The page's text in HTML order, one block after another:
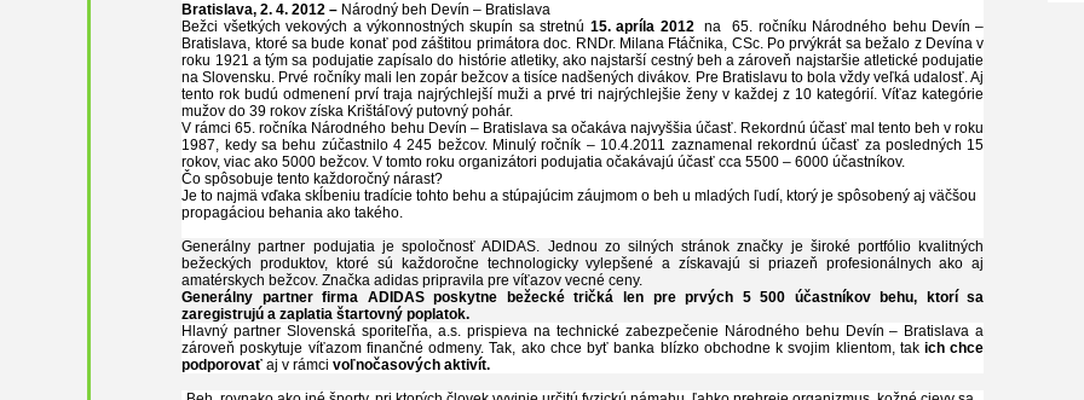
Bratislava, 2. 4. 2012 – Národný beh Devín – Bratislava
Bežci všetkých vekových a výkonnostných skupín sa stretnú 15. apríla 2012 na
65. ročníku Národného behu Devín –
Bratislava, ktoré sa bude konať pod záštitou primátora doc. RNDr. Milana Ftáčnika, CSc. Po prvýkrát sa bežalo z Devína v
roku 1921 a tým sa podujatie zapísalo do histórie atletiky, ako najstarší cestný beh a zároveň najstaršie atletické podujatie
na Slovensku. Prvé ročníky mali len zopár bežcov a tisíce nadšených divákov. Pre Bratislavu to bola vždy veľká udalosť. Aj
tento rok budú odmenení prví traja najrýchlejší muži a prvé tri najrýchlejšie ženy v každej z 10 kategórií. Víťaz kategórie
mužov do 39 rokov získa Krištáľový putovný pohár.
V rámci 65. ročníka Národného behu Devín – Bratislava sa očakáva najvyššia účasť. Rekordnú účasť mal tento beh v roku
1987, kedy sa behu zúčastnilo 4 245 bežcov. Minulý ročník – 10.4.2011 zaznamenal rekordnú účasť za posledných 15
rokov, viac ako 5000 bežcov. V tomto roku organizátori podujatia očakávajú účasť cca 5500 – 6000 účastníkov.
Čo spôsobuje tento každoročný nárast?
Je to najmä vďaka skĺbeniu tradície tohto behu a stúpajúcim záujmom o beh u mladých ľudí, ktorý je spôsobený aj väčšou
propagáciou behania ako takého.
Generálny partner podujatia je spoločnosť ADIDAS. Jednou zo silných stránok značky je široké portfólio kvalitných
bežeckých produktov, ktoré sú každoročne technologicky vylepšené a získavajú si priazeň profesionálnych ako aj
amatérskych bežcov. Značka adidas pripravila pre víťazov vecné ceny.
Generálny partner firma ADIDAS poskytne bežecké tričká len pre prvých 5 500 účastníkov behu, ktorí sa
zaregistrujú a zaplatia štartovný poplatok.
Hlavný partner Slovenská sporiteľňa, a.s. prispieva na technické zabezpečenie Národného behu Devín – Bratislava a
zároveň poskytuje víťazom finančné odmeny. Tak, ako chce byť banka blízko obchodne k svojim klientom, takich chce
podporovať aj v rámcivoľnočasových aktivít.